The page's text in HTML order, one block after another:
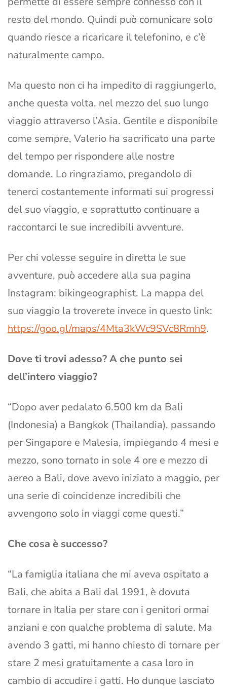
resto del mondo. Quindi può comunicare solo
quando riesce a ricaricare il telefonino, e c’è
naturalmente campo.
Ma questo non ci ha impedito di raggiungerlo,
anche questa volta, nel mezzo del suo lungo
viaggio attraverso l’Asia. Gentile e disponibile
come sempre, Valerio ha sacrificato una parte
del tempo per rispondere alle nostre
domande. Lo ringraziamo, pregandolo di
tenerci costantemente informati sui progressi
del suo viaggio, e soprattutto continuare a
raccontarci le sue incredibili avventure.
Per chi volesse seguire in diretta le sue
avventure, può accedere alla sua pagina
Instagram: bikingeographist. La mappa del
suo viaggio la troverete invece in questo link:
https://goo.gl/maps/4Mta3kWc9SVc8Rmh9.
Dove ti trovi adesso? A che punto sei
dell’intero viaggio?
“Dopo aver pedalato 6.500 km da Bali
(Indonesia) a Bangkok (Thailandia), passando
per Singapore e Malesia, impiegando 4 mesi e
mezzo, sono tornato in sole 4 ore e mezzo di
aereo a Bali, dove avevo iniziato a maggio, per
una serie di coincidenze incredibili che
avvengono solo in viaggi come questi.”
Che cosa è successo?
“La famiglia italiana che mi aveva ospitato a
Bali, che abita a Bali dal 1991, è dovuta
tornare in Italia per stare con i genitori ormai
anziani e con qualche problema di salute. Ma
avendo 3 gatti, mi hanno chiesto di tornare per
stare 2 mesi gratuitamente a casa loro in
cambio di accudire i gatti. Ho dunque lasciato